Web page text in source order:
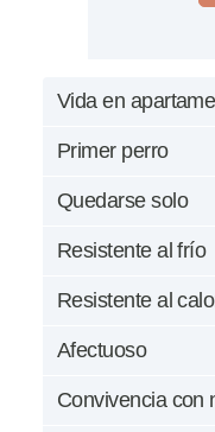
Vida en
Primer perro
Quedarse solo
Resistente al frío
Resistente al
Afectuoso
Convivencia con